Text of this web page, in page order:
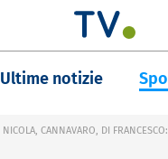
Ultime notizie
NICOLA, CANNAVARO, DI